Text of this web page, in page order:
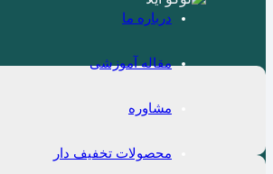
درباره ما
مقاله آموزشی
مشاوره
محصولات تخفیف دار